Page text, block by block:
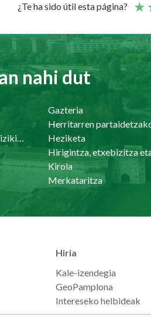
¿Te ha sido útil esta página?
nahi dut
Gazteria
Herritarren
Herritarren segurtasuna eta bizikidetasuna
Heziketa
Kirola
Merkataritza
Hiria
Kale-izendegia
GeoPamplona
Intereseko helbideak